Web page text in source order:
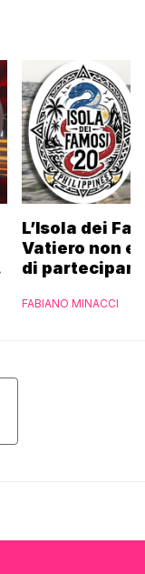
L’Isola dei
Vatiero non
di
FABIANO MINACCI